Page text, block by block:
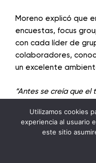
Moreno explicó que
encuestas, focus
con cada líder de
colaboradores,
un excelente
“Antes se creía que el
rompimos ese
exitosas lo han
responsabilidad sobre
que dirigen,
Utilizamos cookies
experiencia al usuario
este sitio